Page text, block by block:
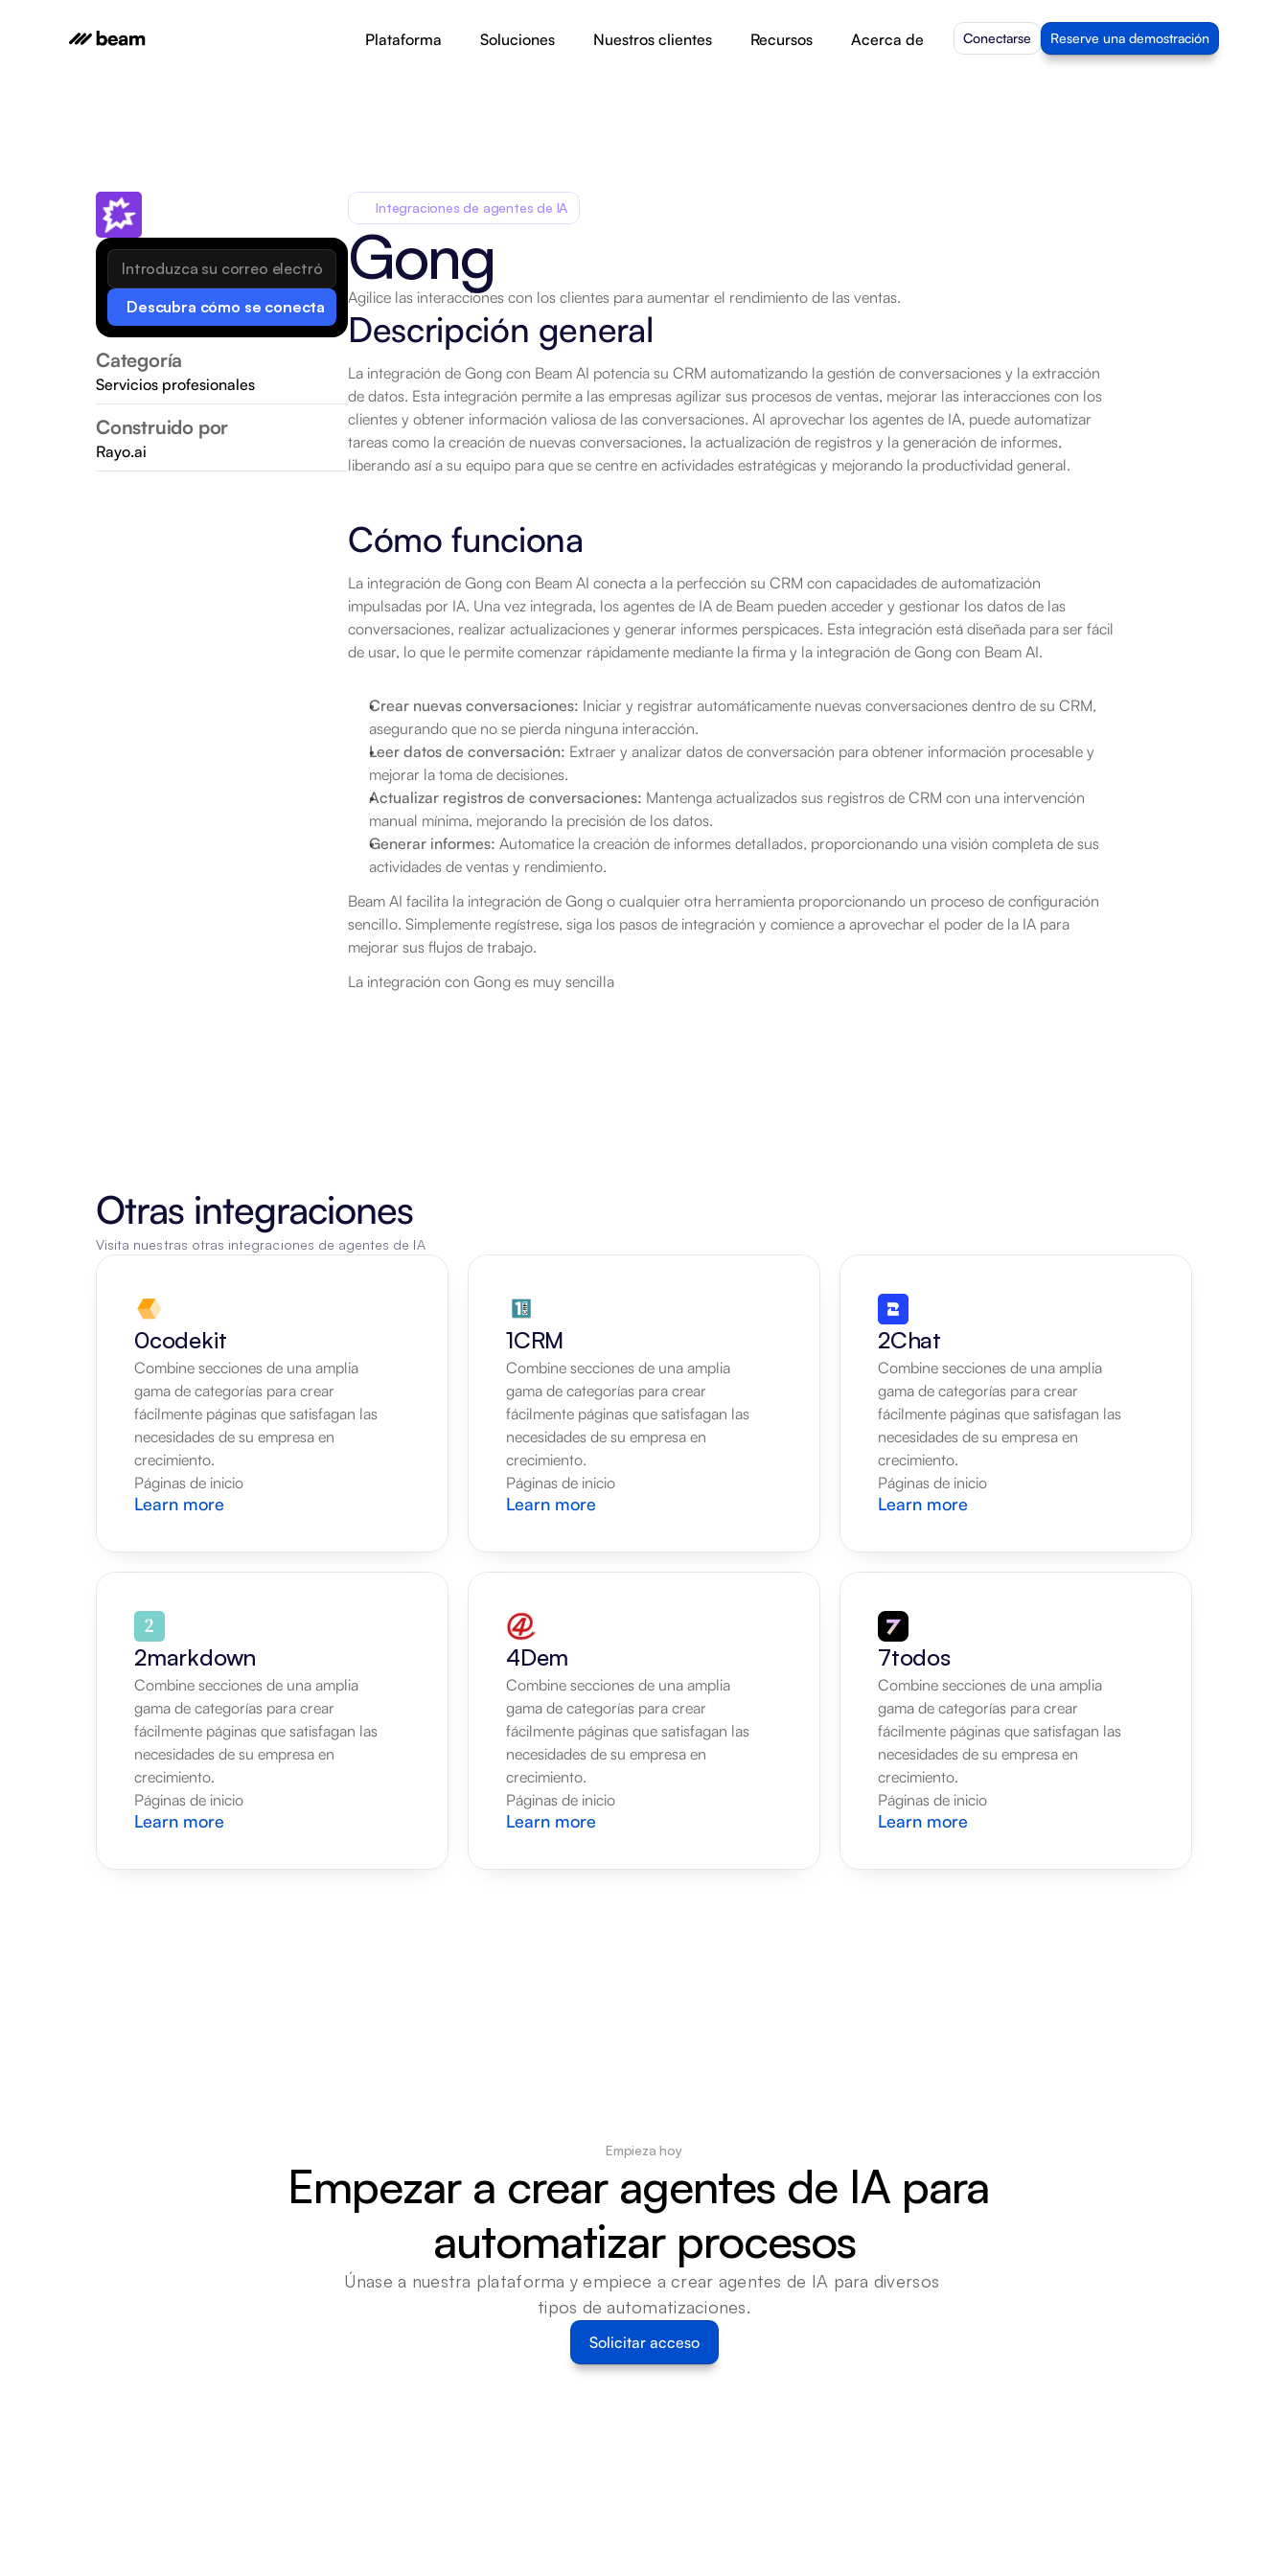
Descubra cómo se conecta
Categoría
Servicios profesionales
Construido por
Rayo.ai
Integraciones de agentes de IA
Gong
Agilice las interacciones con los clientes para aumentar el rendimiento de las ventas.
Descripción general
La integración de Gong con Beam AI potencia su CRM automatizando la gestión de conversaciones y la extracción
de datos. Esta integración permite a las empresas agilizar sus procesos de ventas, mejorar las interacciones con los
clientes y obtener información valiosa de las conversaciones. Al aprovechar los agentes de IA, puede automatizar
tareas como la creación de nuevas conversaciones, la actualización de registros y la generación de informes,
liberando así a su equipo para que se centre en actividades estratégicas y mejorando la productividad general.
Cómo funciona
La integración de Gong con Beam AI conecta a la perfección su CRM con capacidades de automatización
impulsadas por IA. Una vez integrada, los agentes de IA de Beam pueden acceder y gestionar los datos de las
conversaciones, realizar actualizaciones y generar informes perspicaces. Esta integración está diseñada para ser fácil
de usar, lo que le permite comenzar rápidamente mediante la firma y la integración de Gong con Beam AI.
Crear nuevas conversaciones: Iniciar y registrar automáticamente nuevas conversaciones dentro de su CRM,
asegurando que no se pierda ninguna interacción.
Leer datos de conversación: Extraer y analizar datos de conversación para obtener información procesable y
mejorar la toma de decisiones.
Actualizar registros de conversaciones: Mantenga actualizados sus registros de CRM con una intervención
manual mínima, mejorando la precisión de los datos.
Generar informes: Automatice la creación de informes detallados, proporcionando una visión completa de sus
actividades de ventas y rendimiento.
Beam AI facilita la integración de Gong o cualquier otra herramienta proporcionando un proceso de configuración
sencillo. Simplemente regístrese, siga los pasos de integración y comience a aprovechar el poder de la IA para
mejorar sus flujos de trabajo.
La integración con Gong es muy sencilla
Otras integraciones
Visita nuestras otras integraciones de agentes de IA
0codekit
Combine secciones de una amplia
gama de categorías para crear
fácilmente páginas que satisfagan las
necesidades de su empresa en
crecimiento.
Páginas de inicio
Learn more
1CRM
Combine secciones de una amplia
gama de categorías para crear
fácilmente páginas que satisfagan las
necesidades de su empresa en
crecimiento.
Páginas de inicio
Learn more
2Chat
Combine secciones de una amplia
gama de categorías para crear
fácilmente páginas que satisfagan las
necesidades de su empresa en
crecimiento.
Páginas de inicio
Learn more
2markdown
Combine secciones de una amplia
gama de categorías para crear
fácilmente páginas que satisfagan las
necesidades de su empresa en
crecimiento.
Páginas de inicio
Learn more
4Dem
Combine secciones de una amplia
gama de categorías para crear
fácilmente páginas que satisfagan las
necesidades de su empresa en
crecimiento.
Páginas de inicio
Learn more
7todos
Combine secciones de una amplia
gama de categorías para crear
fácilmente páginas que satisfagan las
necesidades de su empresa en
crecimiento.
Páginas de inicio
Learn more
Empieza hoy
Empezar a crear agentes de IA para
automatizar procesos
Únase a nuestra plataforma y empiece a crear agentes de IA para diversos
tipos de automatizaciones.
Solicitar acceso
Plataforma Soluciones Nuestros clientes Recursos Acerca de Conectarse Reserve una demostración